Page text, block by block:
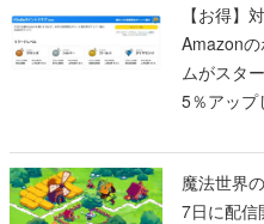
【お得】
Amazon
ムがスタ
5％アップ
魔法世界
7日に配信